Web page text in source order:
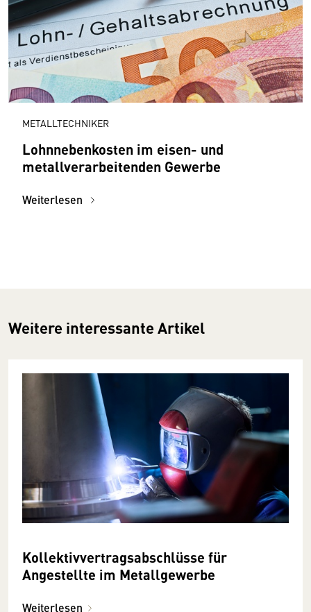
METALLTECHNIKER
Lohnnebenkosten im eisen- und
metallverarbeitenden Gewerbe
Weiterlesen
Weitere interessante Artikel
Kollektivvertragsabschlüsse für
Angestellte im Metallgewerbe
Weiterlesen